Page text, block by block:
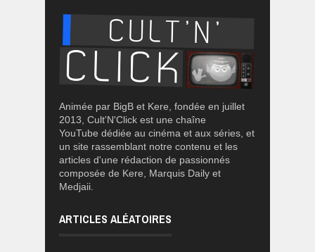
Animée par BigB et Kere, fondée en juillet
2013, Cult'N'Click est une chaîne
YouTube dédiée au cinéma et aux séries, et
un site rassemblant notre contenu et les
articles d'une rédaction de passionnés
composée de Kere, Marquis Daily et
Medjaii.
ARTICLES ALÉATOIRES